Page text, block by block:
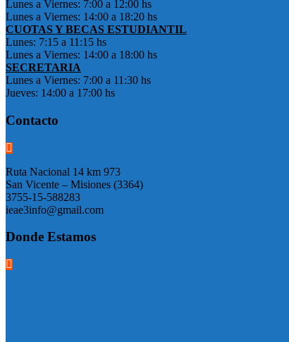
Lunes a Viernes: 7:00 a 12:00 hs
Lunes a Viernes: 14:00 a 18:20 hs
CUOTAS Y BECAS ESTUDIANTIL
Lunes: 7:15 a 11:15 hs
Lunes a Viernes: 14:00 a 18:00 hs
SECRETARIA
Lunes a Viernes: 7:00 a 11:30 hs
Jueves: 14:00 a 17:00 hs
Contacto
Ruta Nacional 14 km 973
San Vicente – Misiones (3364)
3755-15-588283
ieae3info@gmail.com
Donde Estamos